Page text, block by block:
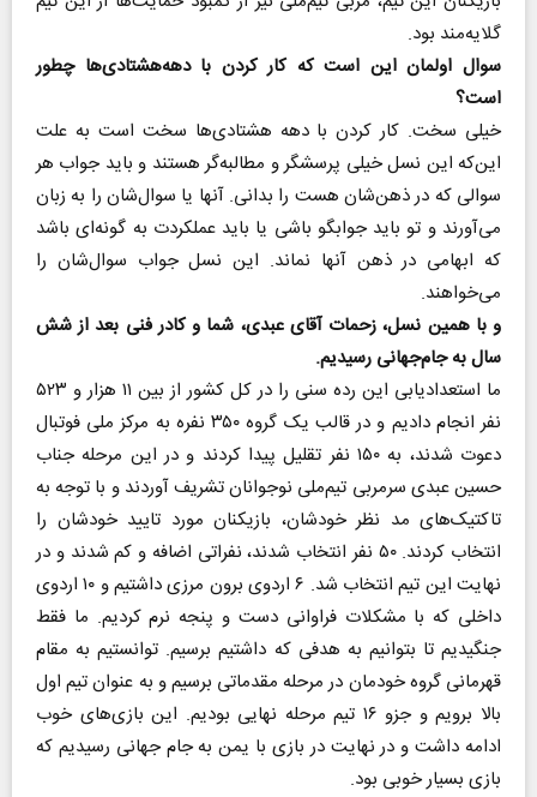
گلایه‌مند بود.
سوال اولمان این است که کار کردن با دهه‌هشتادی‌ها چطور
است؟
خیلی سخت. کار کردن با دهه هشتادی‌ها سخت است به علت
این‌که این نسل خیلی پرسشگر و مطالبه‌گر هستند و باید جواب هر
سوالی که در ذهن‌شان هست را بدانی. آنها یا سوال‌شان را به زبان
می‌آورند و تو باید جوابگو باشی یا باید عملکردت به گونه‌ای باشد
که ابهامی در ذهن آنها نماند. این نسل جواب سوال‌شان را
می‌خواهند.
و با همین نسل، زحمات آقای عبدی، شما و کادر فنی بعد از شش
سال به جام‌جهانی رسیدیم.
ما استعدادیابی این رده سنی را در کل کشور از بین ۱۱ هزار و ۵۲۳
نفر انجام دادیم و در قالب یک گروه ۳۵۰ نفره به مرکز ملی فوتبال
دعوت شدند، به ۱۵۰ نفر تقلیل پیدا کردند و در این مرحله جناب
حسین عبدی سرمربی تیم‌ملی نوجوانان تشریف آوردند و با توجه به
تاکتیک‌های مد نظر خودشان، بازیکنان مورد تایید خودشان را
انتخاب کردند. ۵۰ نفر انتخاب شدند، نفراتی اضافه و کم شدند و در
نهایت این تیم انتخاب شد. ۶ اردوی برون مرزی داشتیم و ۱۰ اردوی
داخلی که با مشکلات فراوانی دست و پنجه نرم کردیم. ما فقط
جنگیدیم تا بتوانیم به هدفی که داشتیم برسیم. توانستیم به مقام
قهرمانی گروه خودمان در مرحله مقدماتی برسیم و به عنوان تیم اول
بالا برویم و جزو ۱۶ تیم مرحله نهایی بودیم. این بازی‌های خوب
ادامه داشت و در نهایت در بازی با یمن به جام جهانی رسیدیم که
بازی بسیار خوبی بود.